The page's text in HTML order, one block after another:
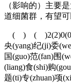
（影响的）主要
道细菌群，有望可
( ) (
央(yang)纪(ji)委
国(guo)范(fan)围
(liang)食(shi)购
题(ti)专(zhuan)项